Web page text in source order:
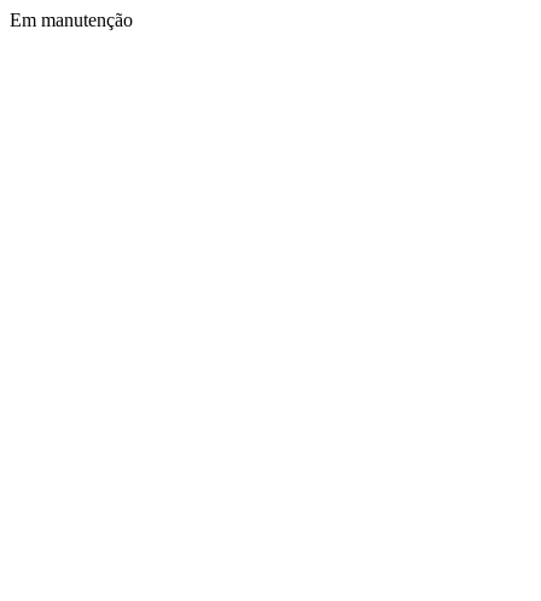
Em manutenção